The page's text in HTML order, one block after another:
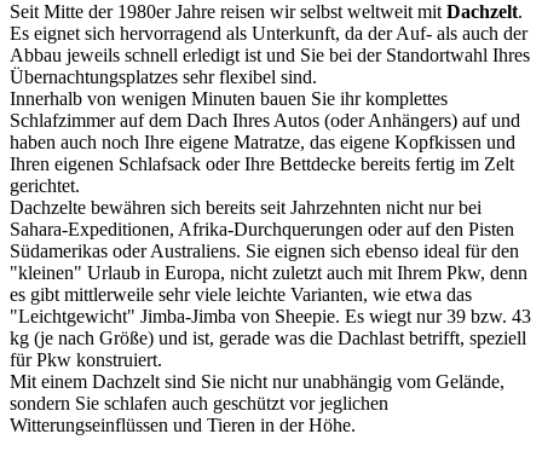
Seit Mitte der 1980er Jahre reisen wir selbst weltweit mit Dachzelt.
Es eignet sich hervorragend als Unterkunft, da der Auf- als auch der
Abbau jeweils schnell erledigt ist und Sie bei der Standortwahl Ihres
Übernachtungsplatzes sehr flexibel sind.
Innerhalb von wenigen Minuten bauen Sie ihr komplettes
Schlafzimmer auf dem Dach Ihres Autos (oder Anhängers) auf und
haben auch noch Ihre eigene Matratze, das eigene Kopfkissen und
Ihren eigenen Schlafsack oder Ihre Bettdecke bereits fertig im Zelt
gerichtet.
Dachzelte bewähren sich bereits seit Jahrzehnten nicht nur bei
Sahara-Expeditionen, Afrika-Durchquerungen oder auf den Pisten
Südamerikas oder Australiens. Sie eignen sich ebenso ideal für den
"kleinen" Urlaub in Europa, nicht zuletzt auch mit Ihrem Pkw, denn
es gibt mittlerweile sehr viele leichte Varianten, wie etwa das
"Leichtgewicht" Jimba-Jimba von Sheepie. Es wiegt nur 39 bzw. 43
kg (je nach Größe) und ist, gerade was die Dachlast betrifft, speziell
für Pkw konstruiert.
Mit einem Dachzelt sind Sie nicht nur unabhängig vom Gelände,
sondern Sie schlafen auch geschützt vor jeglichen
Witterungseinflüssen und Tieren in der Höhe.